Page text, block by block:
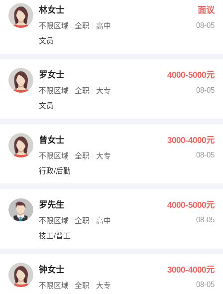
林女士 面议
不限区域 全职 高中
08-05
文员
罗女士 4000-5000元
不限区域 全职 大专
08-05
文员
曾女士 3000-4000元
不限区域 全职 大专
08-05
行政/后勤
罗先生 4000-5000元
不限区域 全职 高中
08-05
技工/普工
钟女士 3000-4000元
不限区域 全职 大专
08-05